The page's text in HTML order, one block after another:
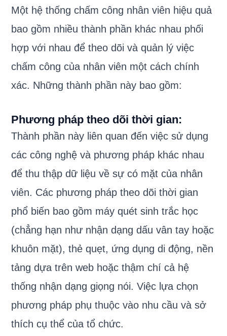
Một hệ thống chấm công nhân viên hiệu quả
bao gồm nhiều thành phần khác nhau phối
hợp với nhau để theo dõi và quản lý việc
chấm công của nhân viên một cách chính
xác. Những thành phần này bao gồm:
Phương pháp theo dõi thời gian:
Thành phần này liên quan đến việc sử dụng
các công nghệ và phương pháp khác nhau
để thu thập dữ liệu về sự có mặt của nhân
viên. Các phương pháp theo dõi thời gian
phổ biến bao gồm máy quét sinh trắc học
(chẳng hạn như nhận dạng dấu vân tay hoặc
khuôn mặt), thẻ quẹt, ứng dụng di động, nền
tảng dựa trên web hoặc thậm chí cả hệ
thống nhận dạng giọng nói. Việc lựa chọn
phương pháp phụ thuộc vào nhu cầu và sở
thích cụ thể của tổ chức.